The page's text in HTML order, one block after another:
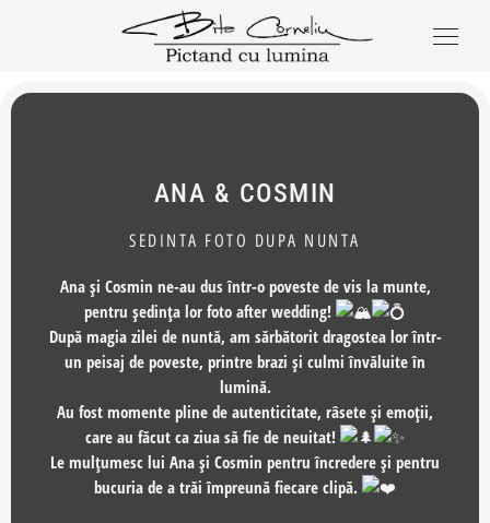
ANA & COSMIN
SEDINTA FOTO DUPA NUNTA
Ana și Cosmin ne-au dus într-o poveste de vis la munte,
pentru ședința lor foto after wedding!
După magia zilei de nuntă, am sărbătorit dragostea lor într-
un peisaj de poveste, printre brazi și culmi învăluite în
lumină.
Au fost momente pline de autenticitate, râsete și emoții,
care au făcut ca ziua să fie de neuitat!
Le mulțumesc lui Ana și Cosmin pentru încredere și pentru
bucuria de a trăi împreună fiecare clipă.